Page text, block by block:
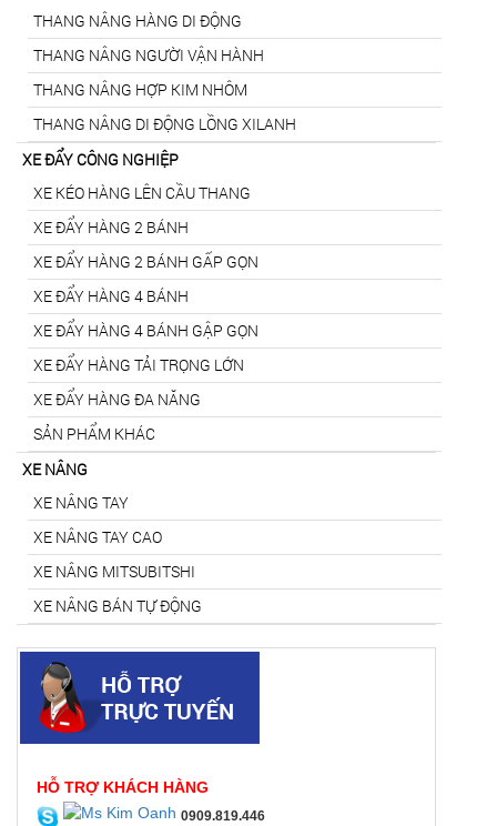
THANG NÂNG HÀNG DI ĐỘNG
THANG NÂNG NGƯỜI VẬN HÀNH
THANG NÂNG HỢP KIM NHÔM
THANG NÂNG DI ĐỘNG LỒNG XILANH
XE ĐẨY CÔNG NGHIỆP
XE KÉO HÀNG LÊN CẦU THANG
XE ĐẨY HÀNG 2 BÁNH
XE ĐẨY HÀNG 2 BÁNH GẤP GỌN
XE ĐẨY HÀNG 4 BÁNH
XE ĐẨY HÀNG 4 BÁNH GẬP GỌN
XE ĐẨY HÀNG TẢI TRỌNG LỚN
XE ĐẨY HÀNG ĐA NĂNG
SẢN PHẨM KHÁC
XE NÂNG
XE NÂNG TAY
XE NÂNG TAY CAO
XE NÂNG MITSUBITSHI
XE NÂNG BÁN TỰ ĐỘNG
HỖ TRỢ KHÁCH HÀNG
0909.819.446